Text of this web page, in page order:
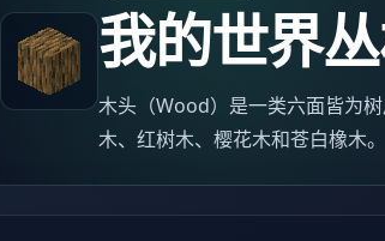
我的世界
木头（Wood）是一类六面皆为
木、红树木、樱花木和苍白橡木。